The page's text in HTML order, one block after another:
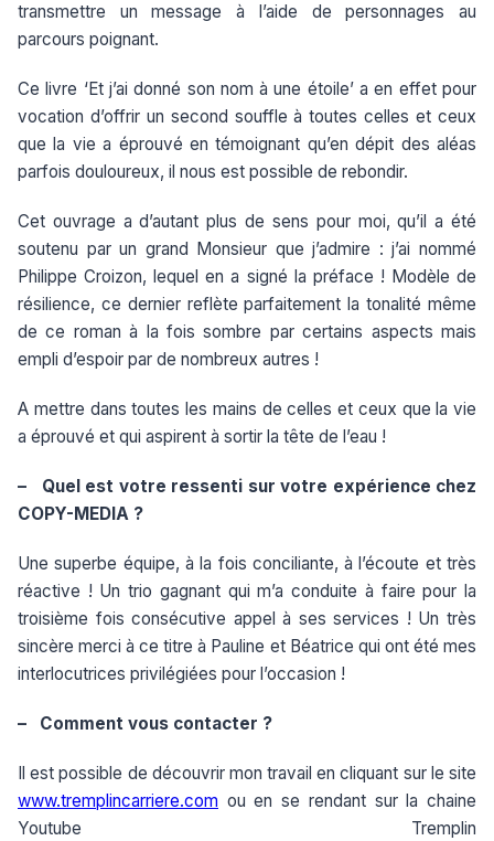
transmettre un message à l’aide de personnages au
parcours poignant.
Ce livre ‘Et j’ai donné son nom à une étoile’ a en effet pour
vocation d’offrir un second souffle à toutes celles et ceux
que la vie a éprouvé en témoignant qu’en dépit des aléas
parfois douloureux, il nous est possible de rebondir.
Cet ouvrage a d’autant plus de sens pour moi, qu’il a été
soutenu par un grand Monsieur que j’admire : j’ai nommé
Philippe Croizon, lequel en a signé la préface ! Modèle de
résilience, ce dernier reflète parfaitement la tonalité même
de ce roman à la fois sombre par certains aspects mais
empli d’espoir par de nombreux autres !
A mettre dans toutes les mains de celles et ceux que la vie
a éprouvé et qui aspirent à sortir la tête de l’eau !
– Quel est votre ressenti sur votre expérience chez
COPY-MEDIA ?
Une superbe équipe, à la fois conciliante, à l’écoute et très
réactive ! Un trio gagnant qui m’a conduite à faire pour la
troisième fois consécutive appel à ses services ! Un très
sincère merci à ce titre à Pauline et Béatrice qui ont été mes
interlocutrices privilégiées pour l’occasion !
– Comment vous contacter ?
Il est possible de découvrir mon travail en cliquant sur le site
www.tremplincarriere.com ou en se rendant sur la chaine
Youtube Tremplin